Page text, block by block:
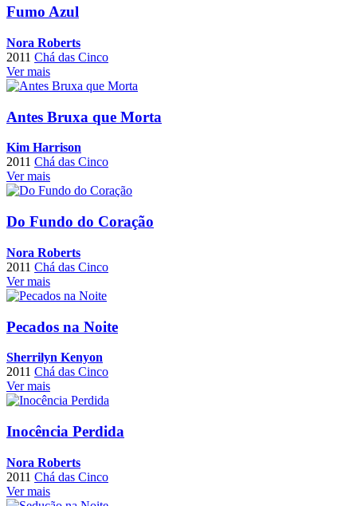
Fumo Azul
Nora Roberts
2011 Chá das Cinco
Ver mais
Antes Bruxa que Morta
Kim Harrison
2011 Chá das Cinco
Ver mais
Do Fundo do Coração
Nora Roberts
2011 Chá das Cinco
Ver mais
Pecados na Noite
Sherrilyn Kenyon
2011 Chá das Cinco
Ver mais
Inocência Perdida
Nora Roberts
2011 Chá das Cinco
Ver mais